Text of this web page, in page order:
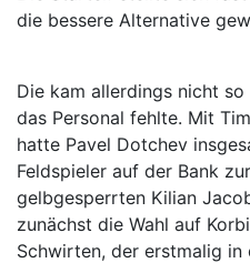
die bessere Alternative
Die kam allerdings nicht
das Personal fehlte. Mit
hatte Pavel Dotchev
Feldspieler auf der Bank
gelbgesperrten Kilian
zunächst die Wahl auf
Schwirten, der erstmalig